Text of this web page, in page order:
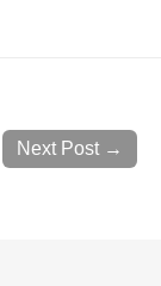
Next Post →